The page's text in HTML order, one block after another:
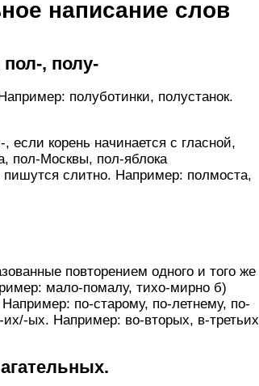
написание слов
, полу-
полуботинки, полустанок.
корень начинается с гласной,
пол-Москвы, пол-яблока
пишутся слитно. Например: полмоста,
повторением одного и того же
мало-помалу, тихо-мирно б)
по-старому, по-летнему, по-
ых. Например: во-вторых, в-третьих